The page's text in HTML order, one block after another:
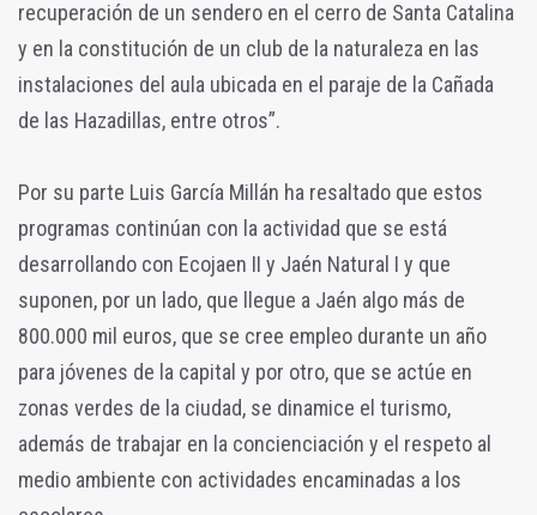
recuperación de un sendero en el cerro de Santa Catalina
y en la constitución de un club de la naturaleza en las
instalaciones del aula ubicada en el paraje de la Cañada
de las Hazadillas, entre otros”.
Por su parte Luis García Millán ha resaltado que estos
programas continúan con la actividad que se está
desarrollando con Ecojaen II y Jaén Natural I y que
suponen, por un lado, que llegue a Jaén algo más de
800.000 mil euros, que se cree empleo durante un año
para jóvenes de la capital y por otro, que se actúe en
zonas verdes de la ciudad, se dinamice el turismo,
además de trabajar en la concienciación y el respeto al
medio ambiente con actividades encaminadas a los